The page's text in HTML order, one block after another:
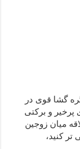
گشا قوی در
و برکتی
میان زوجین
کنید،